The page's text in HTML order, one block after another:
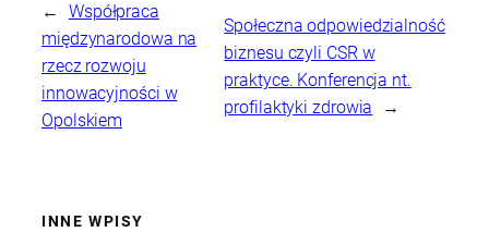
←
Współpraca
międzynarodowa na
rzecz rozwoju
innowacyjności w
Opolskiem
Społeczna odpowiedzialność
biznesu czyli CSR w
praktyce. Konferencja nt.
profilaktyki zdrowia
→
INNE WPISY